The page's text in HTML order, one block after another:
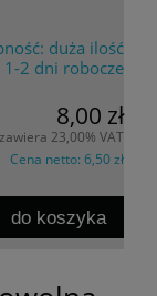
duża ilość
1-2 dni robocze
8,00 zł
23,00% VAT
Cena netto: 6,50 zł
do koszyka